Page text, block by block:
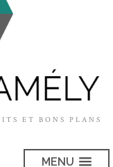
ET BONS PLANS
MENU